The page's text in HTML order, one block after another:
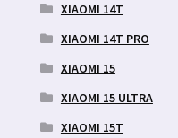
XIAOMI 14T
XIAOMI 14T PRO
XIAOMI 15
XIAOMI 15 ULTRA
XIAOMI 15T